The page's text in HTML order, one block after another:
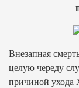
Внезапная
целую череду
причиной ухода